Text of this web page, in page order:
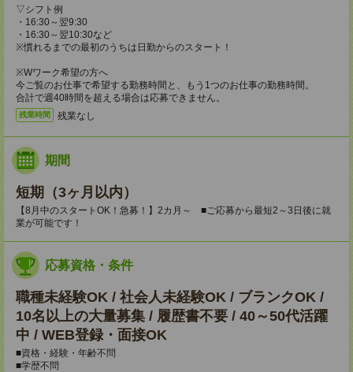
▽シフト例
・16:30～翌9:30
・16:30～翌10:30など
※慣れるまでの最初のうちは日勤からのスタート！
※Wワーク希望の方へ
今ご覧のお仕事で希望する勤務時間と、もう1つのお仕事の勤務時間。
合計で週40時間を超える場合は応募できません。
残業時間 残業なし
期間
短期（3ヶ月以内）
【8月中のスタートOK！急募！】2カ月～ ■ご応募から最短2～3日後に就
業が可能です！
応募資格・条件
職種未経験OK / 社会人未経験OK / ブランクOK /
10名以上の大量募集 / 履歴書不要 / 40～50代活躍
中 / WEB登録・面接OK
■資格・経験・年齢不問
■学歴不問